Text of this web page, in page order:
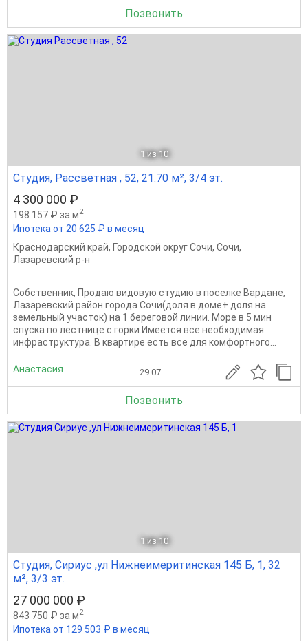
Позвонить
1 из 10
Студия, Рассветная , 52, 21.70 м², 3/4 эт.
4 300 000 ₽
198 157 ₽ за м2
Ипотека от 20 625 ₽ в месяц
Краснодарский край, Городской округ Сочи, Сочи,
Лазаревский р-н
Собственник, Продаю видовую студию в поселке Вардане,
Лазаревский район города Сочи(доля в доме+ доля на
земельный участок) на 1 береговой линии. Море в 5 мин
спуска по лестнице с горки.Имеется все необходимая
инфраструктура. В квартире есть все для комфортного...
Анастасия 29.07
Позвонить
1 из 10
Студия, Сириус ,ул Нижнеимеритинская 145 Б, 1, 32
м², 3/3 эт.
27 000 000 ₽
843 750 ₽ за м2
Ипотека от 129 503 ₽ в месяц